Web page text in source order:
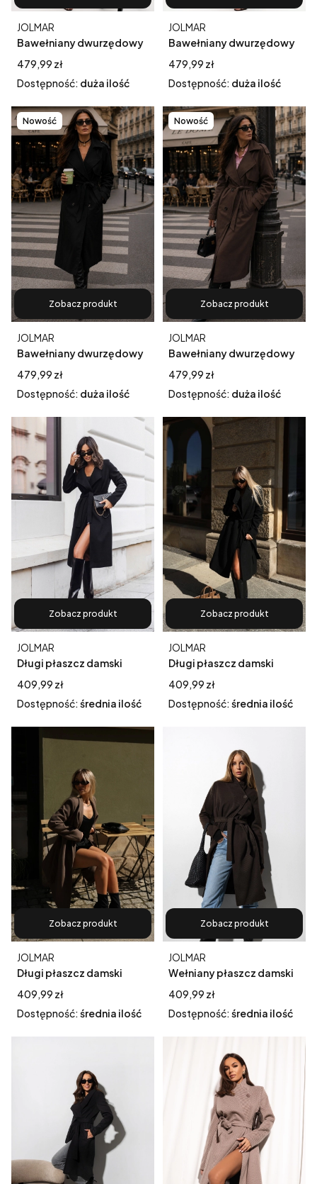
Bawełniany dwurzędowy
jasnobeżowy
Producent
JOLMAR
Cena
479,99 zł
Dostępność: duża ilość
Bawełniany dwurzędowy
mokka
Producent
JOLMAR
Cena
479,99 zł
Dostępność: duża ilość
Nowość
Zobacz produkt
Bawełniany dwurzędowy
czarny
Producent
JOLMAR
Cena
479,99 zł
Dostępność: duża ilość
Nowość
Zobacz produkt
Bawełniany dwurzędowy
czekolada
Producent
JOLMAR
Cena
479,99 zł
Dostępność: duża ilość
Zobacz produkt
Długi płaszcz damski
czarny
Producent
JOLMAR
Cena
409,99 zł
Dostępność: średnia ilość
Zobacz produkt
Długi płaszcz damski
czarny
Producent
JOLMAR
Cena
409,99 zł
Dostępność: średnia ilość
Zobacz produkt
Długi płaszcz damski
fango
Producent
JOLMAR
Cena
409,99 zł
Dostępność: średnia ilość
Zobacz produkt
Wełniany płaszcz damski
kolor czekolada
Producent
JOLMAR
Cena
409,99 zł
Dostępność: średnia ilość